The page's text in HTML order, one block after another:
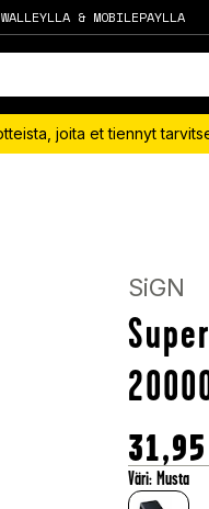
& MOBILEPAYLLA
joita et tiennyt
SiGN
31,95
Väri: Musta